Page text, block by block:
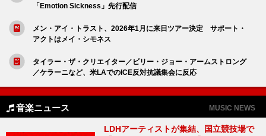
「Emotion Sickness」先行配信
メン・アイ・トラスト、2026年1月に来日ツアー決定 サポート・
アクトはメイ・シモネス
タイラー・ザ・クリエイター／ビリー・ジョー・アームストロング
／ケラーニなど、米LAでのICE反対抗議集会に反応
音楽ニュース MUSIC NEWS
LDHアーティストが集結、国立競技場で